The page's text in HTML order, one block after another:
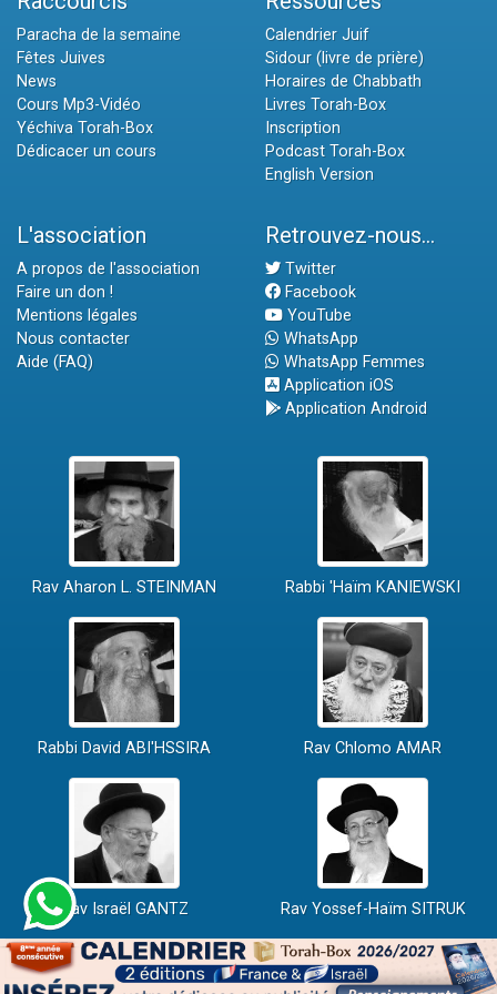
Paracha de la semaine
Fêtes Juives
News
Cours Mp3-Vidéo
Yéchiva Torah-Box
Dédicacer un cours
Calendrier Juif
Sidour (livre de prière)
Horaires de Chabbath
Livres Torah-Box
Inscription
Podcast Torah-Box
English Version
L'association
A propos de l'association
Faire un don !
Mentions légales
Nous contacter
Aide (FAQ)
Retrouvez-nous...
Twitter
Facebook
YouTube
WhatsApp
WhatsApp Femmes
Application iOS
Application Android
Rav Aharon L. STEINMAN Rabbi 'Haïm KANIEWSKI
Rabbi David ABI'HSSIRA Rav Chlomo AMAR
Rav Israël GANTZ Rav Yossef-Haïm SITRUK